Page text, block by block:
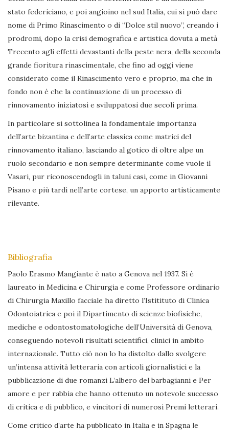
stato federiciano, e poi angioino nel sud Italia, cui si può dare
nome di Primo Rinascimento o di “Dolce stil nuovo”, creando i
prodromi, dopo la crisi demografica e artistica dovuta a metà
Trecento agli effetti devastanti della peste nera, della seconda
grande fioritura rinascimentale, che fino ad oggi viene
considerato come il Rinascimento vero e proprio, ma che in
fondo non è che la continuazione di un processo di
rinnovamento iniziatosi e sviluppatosi due secoli prima.
In particolare si sottolinea la fondamentale importanza
dell’arte bizantina e dell’arte classica come matrici del
rinnovamento italiano, lasciando al gotico di oltre alpe un
ruolo secondario e non sempre determinante come vuole il
Vasari, pur riconoscendogli in taluni casi, come in Giovanni
Pisano e più tardi nell’arte cortese, un apporto artisticamente
rilevante.
Bibliografia
Paolo Erasmo Mangiante è nato a Genova nel 1937. Si è
laureato in Medicina e Chirurgia e come Professore ordinario
di Chirurgia Maxillo facciale ha diretto l’Istitituto di Clinica
Odontoiatrica e poi il Dipartimento di scienze biofisiche,
mediche e odontostomatologiche dell’Università di Genova,
conseguendo notevoli risultati scientifici, clinici in ambito
internazionale. Tutto ciò non lo ha distolto dallo svolgere
un’intensa attività letteraria con articoli giornalistici e la
pubblicazione di due romanzi L’albero del barbagianni e Per
amore e per rabbia che hanno ottenuto un notevole successo
di critica e di pubblico, e vincitori di numerosi Premi letterari.
Come critico d’arte ha pubblicato in Italia e in Spagna le